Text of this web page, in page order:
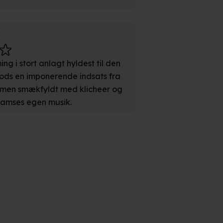
Det gør vi for at sikre
vores partnere.Du kan
ogcookiepolitik .
i stort anlagt hyldest til den
en imponerende indsats fra
smækfyldt med klicheer og
egen musik.